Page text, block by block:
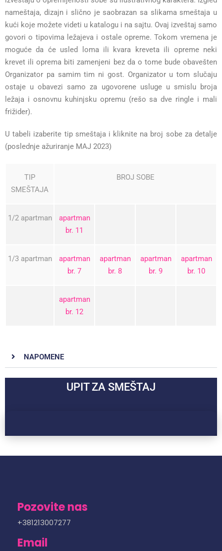
nameštaja, dizajn i slično je saobrazan sa slikama smeštaja u
kući koje možete videti u katalogu i na sajtu. Ovaj izveštaj samo
govori o tipovima ležajeva i ostale opreme. Tokom vremena je
moguće da će usled loma ili kvara kreveta ili opreme neki
krevet ili oprema biti zamenjeni bez da o tome bude obavešten
Organizator pa samim tim ni gost. Organizator u tom slučaju
ostaje u obavezi samo za ugovorene usluge u smislu broja
ležaja i osnovnu kuhinjsku opremu (rešo sa dve ringle i mali
frižider).
U tabeli izaberite tip smeštaja i kliknite na broj sobe za detalje
(poslednje ažuriranje MAJ 2023)
TIP
SMEŠTAJA
BROJ SOBE
1/2 apartman
apartman
br. 11
1/3 apartman
apartman
br. 7
apartman
br. 8
apartman
br. 9
apartman
br. 10
apartman
br. 12
NAPOMENE
UPIT ZA SMEŠTAJ
Pozovite nas
+381213007277
Email